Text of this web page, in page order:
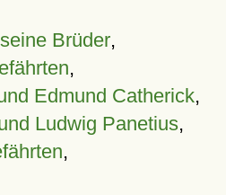
Brüder,
,
Edmund Catherick,
Ludwig Panetius,
,